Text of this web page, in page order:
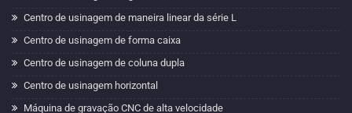
Centro de usinagem de maneira linear da série L
Centro de usinagem de forma caixa
Centro de usinagem de coluna dupla
Centro de usinagem horizontal
Máquina de gravação CNC de alta velocidade